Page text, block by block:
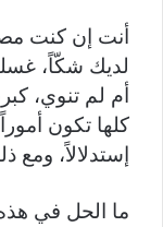
أنت إن كنت
لديك شكّاً،
أم لم تنوي،
كلها تكون
إستدلالاً،
ما الحل في هذه